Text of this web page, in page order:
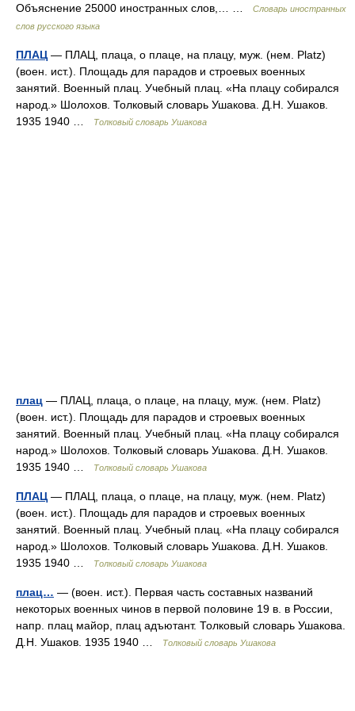
Объяснение 25000 иностранных слов,… …
Словарь иностранных
слов русского языка
ПЛАЦ — ПЛАЦ, плаца, о плаце, на плацу, муж. (нем. Platz)
(воен. ист.). Площадь для парадов и строевых военных
занятий. Военный плац. Учебный плац. «На плацу собирался
народ.» Шолохов. Толковый словарь Ушакова. Д.Н. Ушаков.
1935 1940 …
Толковый словарь Ушакова
плац — ПЛАЦ, плаца, о плаце, на плацу, муж. (нем. Platz)
(воен. ист.). Площадь для парадов и строевых военных
занятий. Военный плац. Учебный плац. «На плацу собирался
народ.» Шолохов. Толковый словарь Ушакова. Д.Н. Ушаков.
1935 1940 …
Толковый словарь Ушакова
ПЛАЦ — ПЛАЦ, плаца, о плаце, на плацу, муж. (нем. Platz)
(воен. ист.). Площадь для парадов и строевых военных
занятий. Военный плац. Учебный плац. «На плацу собирался
народ.» Шолохов. Толковый словарь Ушакова. Д.Н. Ушаков.
1935 1940 …
Толковый словарь Ушакова
плац… — (воен. ист.). Первая часть составных названий
некоторых военных чинов в первой половине 19 в. в России,
напр. плац майор, плац адъютант. Толковый словарь Ушакова.
Д.Н. Ушаков. 1935 1940 …
Толковый словарь Ушакова